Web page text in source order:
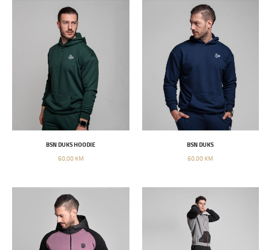
BSN DUKS HOODIE
60,00 KM
BSN DUKS
60,00 KM